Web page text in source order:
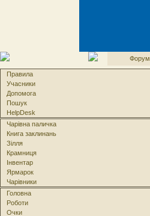
Форум
Правила
Учасники
Допомога
Пошук
HelpDesk
Чарівна паличка
Книга заклинань
Зілля
Крамниця
Інвентар
Ярмарок
Чарівники
Головна
Роботи
Очки